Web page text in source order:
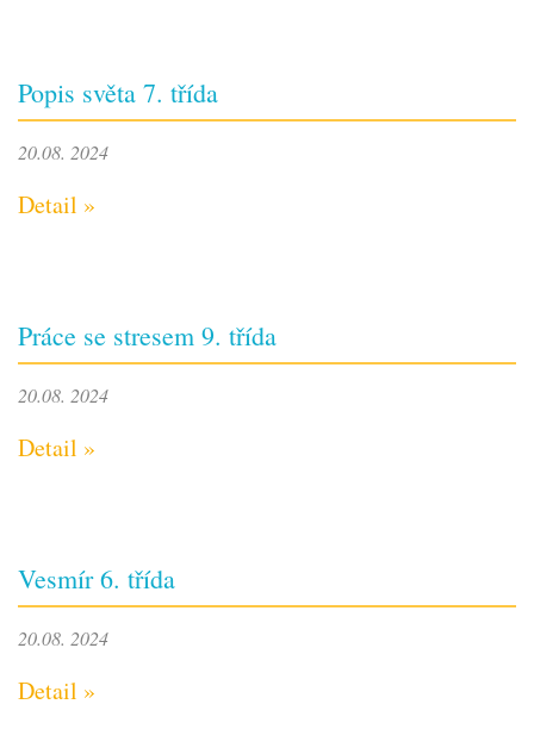
Popis světa 7. třída
20.08. 2024
Detail »
Práce se stresem 9. třída
20.08. 2024
Detail »
Vesmír 6. třída
20.08. 2024
Detail »